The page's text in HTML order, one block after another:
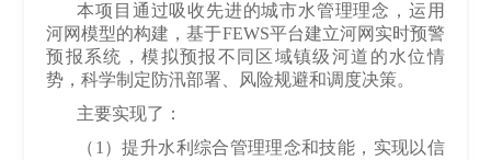
本项目通过吸收先进的城市水管理理念，运用
河网模型的构建，基于FEWS平台建立河网实时预警
预报系统，模拟预报不同区域镇级河道的水位情
势，科学制定防汛部署、风险规避和调度决策。
主要实现了：
（ 1 ）提升水利综合管理理念和技能，实现以信